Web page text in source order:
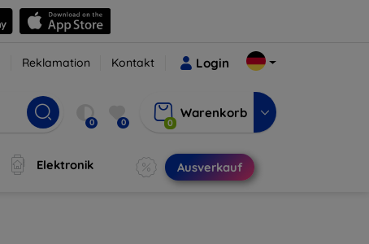
Reklamation Kontakt Login
0 0 0
Warenkorb
Elektronik Ausverkauf